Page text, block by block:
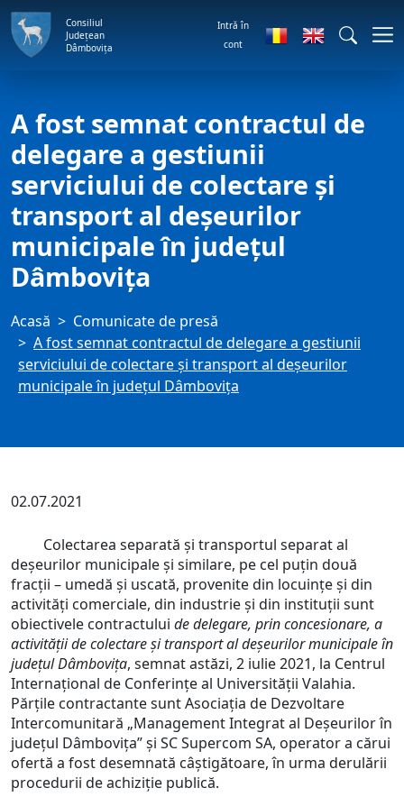
Consiliul
Județean
Dâmbovița
Intră în
cont
A fost semnat contractul de
delegare a gestiunii
serviciului de colectare și
transport al deșeurilor
municipale în județul
Dâmbovița
Acasă
Comunicate de presă
A fost semnat contractul de delegare a gestiunii
serviciului de colectare și transport al deșeurilor
municipale în județul Dâmbovița
02.07.2021
Colectarea separată și transportul separat al
deșeurilor municipale și similare, pe cel puțin două
fracții – umedă și uscată, provenite din locuințe și din
activități comerciale, din industrie și din instituții sunt
obiectivele contractului de delegare, prin concesionare, a
activității de colectare și transport al deșeurilor municipale în
județul Dâmbovița, semnat astăzi, 2 iulie 2021, la Centrul
Internațional de Conferințe al Universității Valahia.
Părțile contractante sunt Asociația de Dezvoltare
Intercomunitară „Management Integrat al Deșeurilor în
județul Dâmbovița” și SC Supercom SA, operator a cărui
ofertă a fost desemnată câștigătoare, în urma derulării
procedurii de achiziție publică.